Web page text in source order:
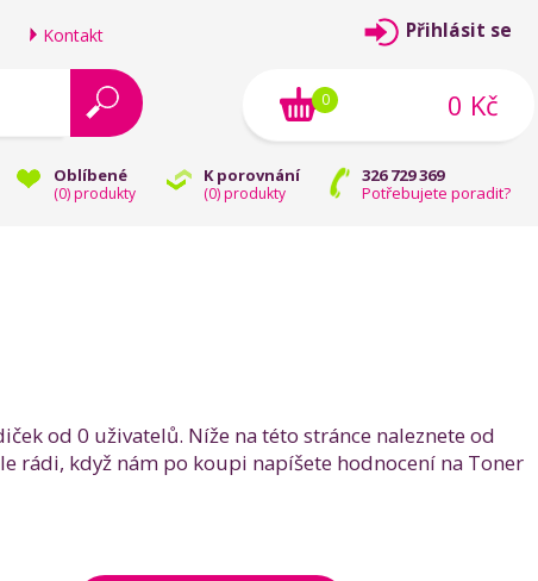
Kontakt
Oblíbené
(0) produkty
K porovnání
(0) produkty
326 729 369
Potřebujete poradit?
Přihlásit se
0 Kč
0
od 0 uživatelů. Níže na této stránce naleznete od
rádi, když nám po koupi napíšete hodnocení na Toner